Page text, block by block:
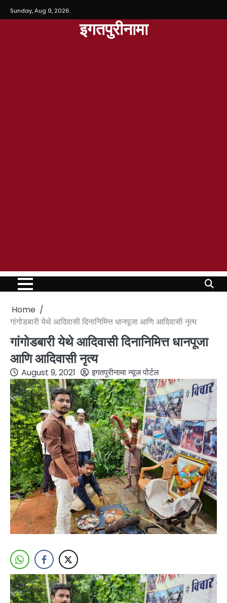
Sunday, Aug 9, 2026
इगतपुरीनामा
Home
गांगोडबारी येथे आदिवासी दिनानिमित्त धानपूजा आणि आदिवासी नृत्य
गांगोडबारी येथे आदिवासी दिनानिमित्त धानपूजा
आणि आदिवासी नृत्य
August 9, 2021 इगतपुरीनामा न्यूज पोर्टल